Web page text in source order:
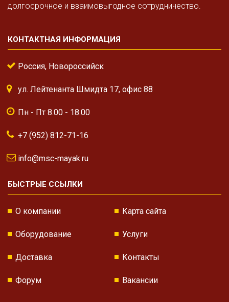
долгосрочное и взаимовыгодное сотрудничество.
КОНТАКТНАЯ ИНФОРМАЦИЯ
Россия, Новороссийск
ул. Лейтенанта Шмидта 17, офис 88
Пн - Пт 8.00 - 18.00
+7 (952) 812-71-16
info@msc-mayak.ru
БЫСТРЫЕ ССЫЛКИ
О компании Карта сайта
Оборудование Услуги
Доставка Контакты
Форум Вакансии